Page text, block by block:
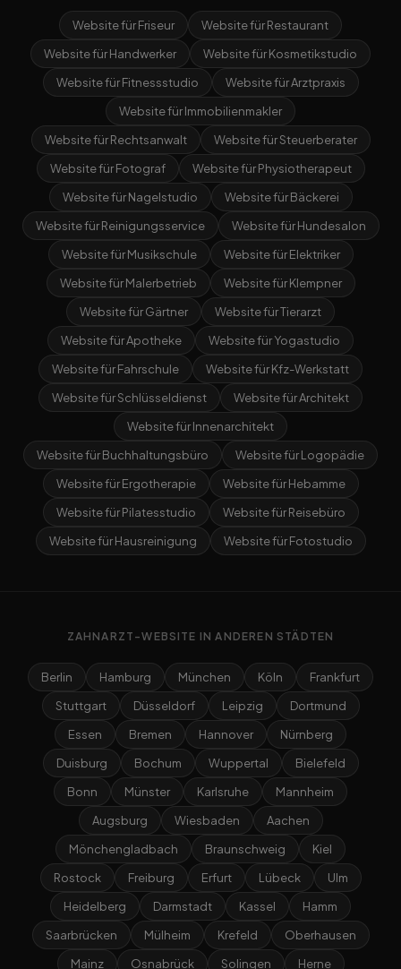
Website für Friseur
Website für Restaurant
Website für Handwerker
Website für Kosmetikstudio
Website für Fitnessstudio
Website für Arztpraxis
Website für Immobilienmakler
Website für Rechtsanwalt
Website für Steuerberater
Website für Fotograf
Website für Physiotherapeut
Website für Nagelstudio
Website für Bäckerei
Website für Reinigungsservice
Website für Hundesalon
Website für Musikschule
Website für Elektriker
Website für Malerbetrieb
Website für Klempner
Website für Gärtner
Website für Tierarzt
Website für Apotheke
Website für Yogastudio
Website für Fahrschule
Website für Kfz-Werkstatt
Website für Schlüsseldienst
Website für Architekt
Website für Innenarchitekt
Website für Buchhaltungsbüro
Website für Logopädie
Website für Ergotherapie
Website für Hebamme
Website für Pilatesstudio
Website für Reisebüro
Website für Hausreinigung
Website für Fotostudio
ZAHNARZT-WEBSITE IN ANDEREN STÄDTEN
Berlin Hamburg München Köln
Frankfurt
Stuttgart
Düsseldorf Leipzig
Dortmund
Essen
Bremen Hannover
Nürnberg
Duisburg
Bochum Wuppertal
Bielefeld
Bonn
Münster Karlsruhe
Mannheim
Augsburg
Wiesbaden
Aachen
Mönchengladbach
Braunschweig
Kiel
Rostock
Freiburg Erfurt Lübeck
Ulm
Heidelberg
Darmstadt Kassel
Hamm
Saarbrücken
Mülheim Krefeld
Oberhausen
Mainz
Osnabrück Solingen Herne